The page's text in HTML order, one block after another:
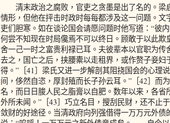
清末政治之腐败，官吏之贪墨是出了名的。梁
情形，但他在抨击时政时每每都涉及这一问题。
吏们胆寒。如在谈论国会请愿问题时他写道：“彼
何尝不知现在时局儳焉不可以终日。顾敢于以此
舍一己一时之富贵利禄已耳。夫彼辈本以官职为
去之，国亡之后，挟腰橐以走租界，或作赘子妾
得。”［41］梁氏又进一步解剖其阻挠国会的心理
间，侈然自恣，厚封殖而长子孙云耳。”［42］而
名，而日日朘人民之脂膏以自肥。数年以来，各
外所未闻。”［43］巧立名目，搜刮民财，还不止
敛财的好途径。当清政府向列强借得一万万元外